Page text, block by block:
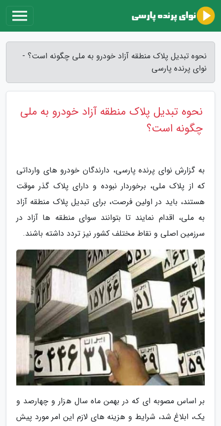
نحوه تبدیل پلاک منطقه آزاد خودرو به ملی چگونه است؟ -
نوای پرنده پارسی
نحوه تبدیل پلاک منطقه آزاد خودرو به ملی
چگونه است؟
به گزارش نوای پرنده پارسی، دارندگان خودرو های وارداتی
که از پلاک ملی، برخوردار نبوده و دارای پلاک گذر موقت
هستند، باید در اولین فرصت، برای تبدیل پلاک منطقه آزاد
به ملی، اقدام نمایند تا بتوانند سوای منطقه ها آزاد در
سرزمین اصلی و نقاط مختلف کشور نیز تردد داشته باشند.
بر اساس مصوبه ای که در بهمن ماه سال هزار و چهارصد و
یک، ابلاغ شد، شرایط و هزینه های لازم این امر مورد پیش